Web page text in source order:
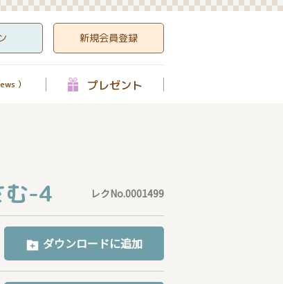
新規会員登録
） プレゼント
む-4 レクNo.0001499
ダウンロードに追加